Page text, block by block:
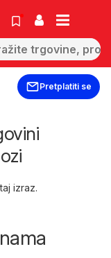
Pretplatiti se
izraz.